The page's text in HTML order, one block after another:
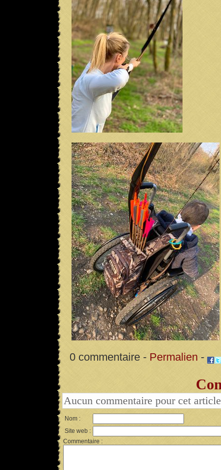
0 commentaire - Permalien -
Aucun commentaire pour cet article
Nom :
Site web :
Commentaire :